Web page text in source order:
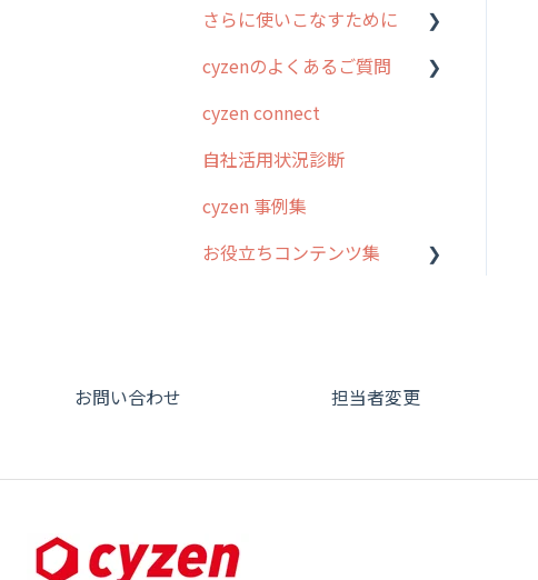
行動管理
勤怠管理
予定管理
スポット
ステータス・主観
報告書・行動種別
商品
さらに使いこなすために
はじめに
スポット・ステータス関連
連携オプション
IP接続制限・端末認証設定
cyzenのよくあるご質問
ログインについて
グループ・ユーザーについ
スポットについて
日報について
cyzen connect
自社活用状況診断
cyzen 事例集
お役立ちコンテンツ集
ブ
お問い合わせ 担当者変更